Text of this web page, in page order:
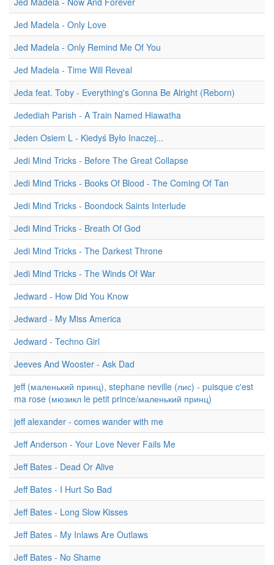
Jed Madela - Only Love
Jed Madela - Only Remind Me Of You
Jed Madela - Time Will Reveal
Jeda feat. Toby - Everything's Gonna Be Alright (Reborn)
Jedediah Parish - A Train Named Hiawatha
Jeden Osiem L - Kiedyś Było Inaczej...
Jedi Mind Tricks - Before The Great Collapse
Jedi Mind Tricks - Books Of Blood - The Coming Of Tan
Jedi Mind Tricks - Boondock Saints Interlude
Jedi Mind Tricks - Breath Of God
Jedi Mind Tricks - The Darkest Throne
Jedi Mind Tricks - The Winds Of War
Jedward - How Did You Know
Jedward - My Miss America
Jedward - Techno Girl
Jeeves And Wooster - Ask Dad
jeff (маленький принц), stephane neville (лис) - puisque c'est
ma rose (мюзикл le petit prince/маленький принц)
jeff alexander - comes wander with me
Jeff Anderson - Your Love Never Fails Me
Jeff Bates - Dead Or Alive
Jeff Bates - I Hurt So Bad
Jeff Bates - Long Slow Kisses
Jeff Bates - My Inlaws Are Outlaws
Jeff Bates - No Shame